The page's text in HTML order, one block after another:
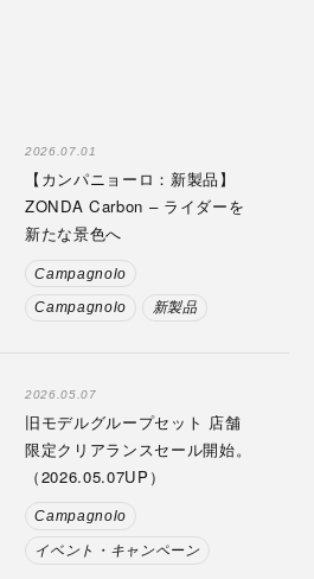
2026.07.01
【カンパニョーロ：新製品】
ZONDA Carbon – ライダーを
新たな景色へ
Campagnolo
Campagnolo 新製品
2026.05.07
旧モデルグループセット 店舗
限定クリアランスセール開始。
（2026.05.07UP）
Campagnolo
イベント・キャンペーン